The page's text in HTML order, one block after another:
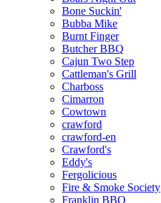
Bone Suckin'
Bubba Mike
Burnt Finger
Butcher BBQ
Cajun Two Step
Cattleman's Grill
Charboss
Cimarron
Cowtown
crawford
crawford-en
Crawford's
Eddy's
Fergolicious
Fire & Smoke Society
Franklin BBQ